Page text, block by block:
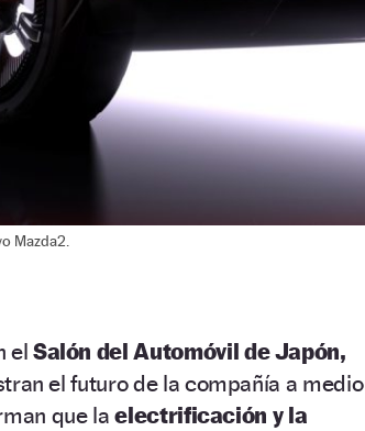
Mazda2.
el Salón del Automóvil de Japón,
el futuro de la compañía a medio
que laelectrificación y la